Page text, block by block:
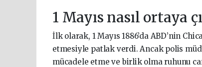
1 Mayıs nasıl ortaya
İlk olarak, 1 Mayıs 1886’da ABD’nin
etmesiyle patlak verdi. Ancak polis
mücadele etme ve birlik olma ruhunu